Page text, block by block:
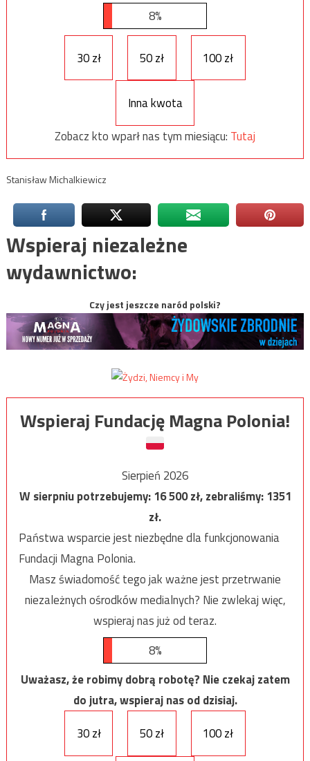
8%
30 zł 50 zł 100 zł
Inna kwota
Zobacz kto wparł nas tym miesiącu: Tutaj
Stanisław Michalkiewicz
Wspieraj niezależne
wydawnictwo:
Czy jest jeszcze naród polski?
Wspieraj Fundację Magna Polonia!
Sierpień 2026
W sierpniu potrzebujemy:16 500zł, zebraliśmy:1351
zł.
Państwa wsparcie jest niezbędne dla funkcjonowania
Fundacji Magna Polonia.
Masz świadomość tego jak ważne jest przetrwanie
niezależnych ośrodków medialnych? Nie zwlekaj więc,
wspieraj nas już od teraz.
8%
Uważasz, że robimy dobrą robotę? Nie czekaj zatem
do jutra, wspieraj nas od dzisiaj.
30 zł
50 zł 100 zł